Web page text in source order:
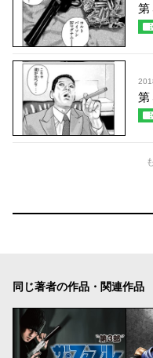
第
第
同じ著者の作品・関連作品